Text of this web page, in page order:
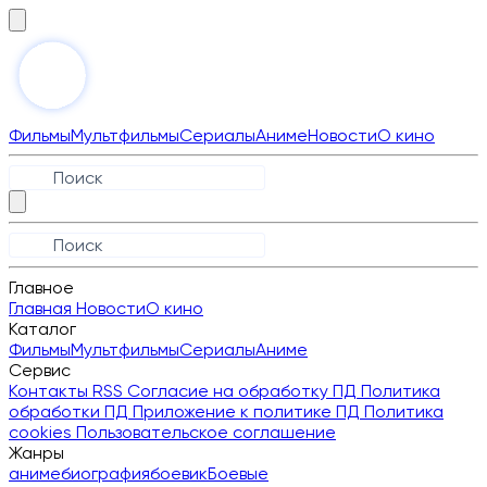
ФильмыМультфильмыСериалыАнимеНовостиО кино
Главное
Главная НовостиО кино
Каталог
ФильмыМультфильмыСериалыАниме
Сервис
Контакты RSS Согласие на обработку ПД Политика
обработки ПД Приложение к политике ПД Политика
cookies Пользовательское соглашение
Жанры
анимебиографиябоевикБоевые